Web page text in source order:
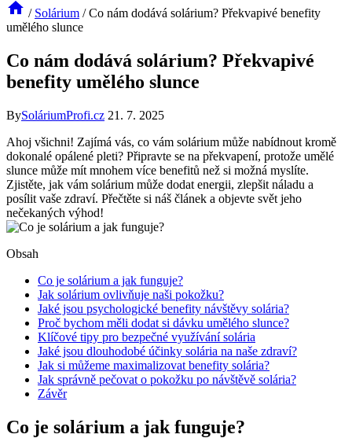
/ Solárium / Co nám dodává solárium? Překvapivé benefity
umělého slunce
Co nám dodává solárium? Překvapivé
benefity umělého slunce
BySoláriumProfi.cz 21. 7. 2025
Ahoj všichni! Zajímá vás, co‍ vám solárium může nabídnout kromě
dokonalé opálené pleti? Připravte se na překvapení, protože umělé
slunce může mít mnohem​ více benefitů než ⁣si možná myslíte.
Zjistěte,⁤ jak vám solárium může dodat ⁤energii, zlepšit ‌náladu a
posílit vaše ⁢zdraví. Přečtěte si náš článek a objevte svět‍ jeho ​
nečekaných ⁣výhod!
Obsah
Co je solárium ⁢a jak funguje?
Jak ‌solárium ovlivňuje naši pokožku?
Jaké jsou psychologické benefity návštěvy solária?
Proč bychom⁤ měli ‍dodat ​si dávku ‍umělého slunce?
Klíčové tipy pro⁢ bezpečné využívání solária
Jaké jsou dlouhodobé účinky⁤ solária na naše zdraví?
Jak‌ si můžeme maximalizovat benefity solária?
Jak správně pečovat​ o pokožku po návštěvě solária?
Závěr
Co je solárium ⁢a jak funguje?